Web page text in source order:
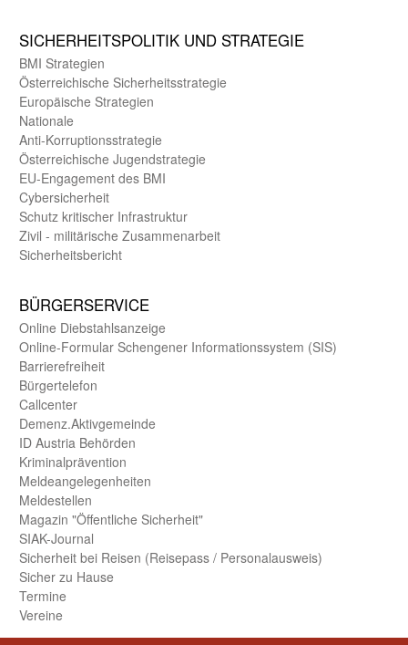
SICHER­HEITS­POLITIK UND STRATEGIE
BMI Strategien
Öster­reichische Sicherheits­strategie
Europäische Strategien
Nationale
Anti-Korruptions­strategie
Öster­reichische Jugend­strategie
EU-Engagement des BMI
Cybersicherheit
Schutz kritischer Infra­struktur
Zivil - militärische Zusammen­arbeit
Sicherheits­bericht
BÜRGER­SERVICE
Online Diebstahls­anzeige
Online-Formular Schengener Informationssystem (SIS)
Barriere­freiheit
Bürger­telefon
Call­center
Demenz.Aktiv­gemeinde
ID Austria Behörden
Kriminal­prävention
Melde­an­ge­le­gen­heiten
Meld­estellen
Magazin "Öffentliche Sicherheit"
SIAK-Journal
Sicherheit bei Reisen (Reise­pass / Personal­ausweis)
Sicher zu Hause
Termine
Vereine